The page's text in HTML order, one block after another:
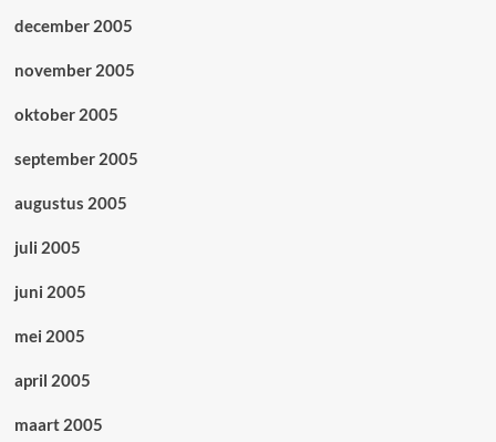
december 2005
november 2005
oktober 2005
september 2005
augustus 2005
juli 2005
juni 2005
mei 2005
april 2005
maart 2005